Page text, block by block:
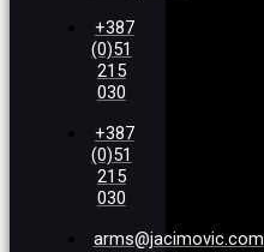
+387
(0)51
215
030
+387
(0)51
215
030
arms@jacimovic.com